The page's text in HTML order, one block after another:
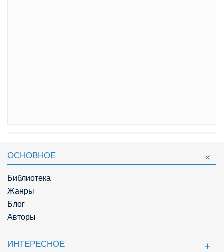
ОСНОВНОЕ
Библиотека
Жанры
Блог
Авторы
ИНТЕРЕСНОЕ